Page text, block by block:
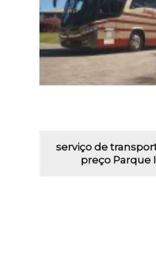
serviço de
preço Parque